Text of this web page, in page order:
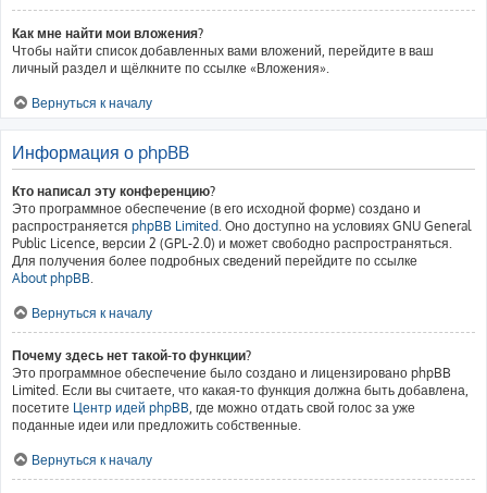
Как мне найти мои вложения?
Чтобы найти список добавленных вами вложений, перейдите в ваш
личный раздел и щёлкните по ссылке «Вложения».
Вернуться к началу
Информация о phpBB
Кто написал эту конференцию?
Это программное обеспечение (в его исходной форме) создано и
распространяется phpBB Limited. Оно доступно на условиях GNU General
Public Licence, версии 2 (GPL-2.0) и может свободно распространяться.
Для получения более подробных сведений перейдите по ссылке
About phpBB.
Вернуться к началу
Почему здесь нет такой-то функции?
Это программное обеспечение было создано и лицензировано phpBB
Limited. Если вы считаете, что какая-то функция должна быть добавлена,
посетите Центр идей phpBB, где можно отдать свой голос за уже
поданные идеи или предложить собственные.
Вернуться к началу